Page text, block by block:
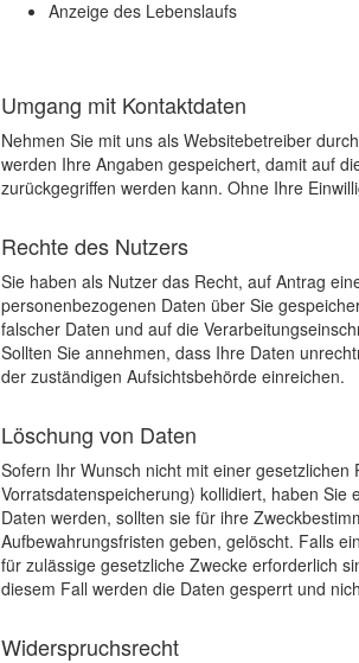
Anzeige des Lebenslaufs
Umgang mit Kontaktdaten
Nehmen Sie mit uns als Websitebetreiber
werden Ihre Angaben gespeichert, damit auf
zurückgegriffen werden kann. Ohne Ihre
Rechte des Nutzers
Sie haben als Nutzer das Recht, auf Antrag
personenbezogenen Daten über Sie
falscher Daten und auf die
Sollten Sie annehmen, dass Ihre Daten
der zuständigen Aufsichtsbehörde einreichen.
Löschung von Daten
Sofern Ihr Wunsch nicht mit einer
Vorratsdatenspeicherung) kollidiert, haben
Daten werden, sollten sie für ihre
Aufbewahrungsfristen geben, gelöscht. Falls
für zulässige gesetzliche Zwecke erforderlich
diesem Fall werden die Daten gesperrt und
Widerspruchsrecht